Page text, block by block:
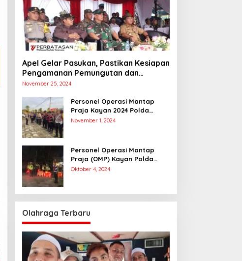
Apel Gelar Pasukan, Pastikan Kesiapan
Pengamanan Pemungutan dan
Penghitungan Suara
November 25, 2024
Personel Operasi Mantap
Praja Kayan 2024 Polda
Kaltara Laksanakan
Suara Dalam Rangka Pilkada
2024
November 1, 2024
Personel Operasi Mantap
Praja (OMP) Kayan Polda
Kaltara Laksanakan Pam
Oktober 4, 2024
Olahraga Terbaru